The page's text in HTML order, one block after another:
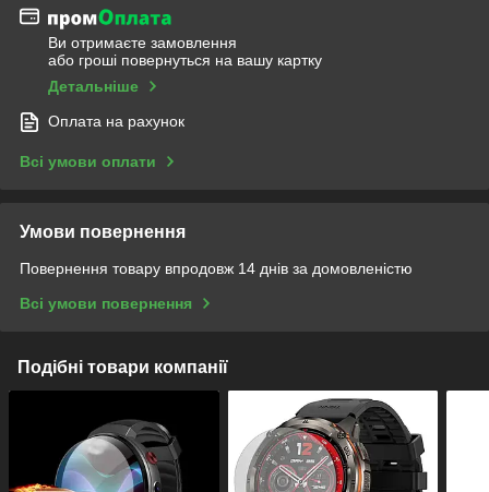
Ви отримаєте замовлення
або гроші повернуться на вашу картку
Детальніше
Оплата на рахунок
Всі умови оплати
Умови повернення
Повернення товару впродовж 14 днів за домовленістю
Всі умови повернення
Подібні товари компанії